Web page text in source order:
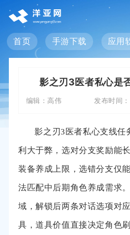
首页 手游下载 应用
影之刃3医者私心是
编辑： 高伟 发布时间：
影之刃3医者私心支线任
利大于弊，选对分支奖励能
装备养成上限，选错分支仅
法匹配中后期角色养成需求
域，解锁后两条对话选项对
具，道具价值直接决定角色